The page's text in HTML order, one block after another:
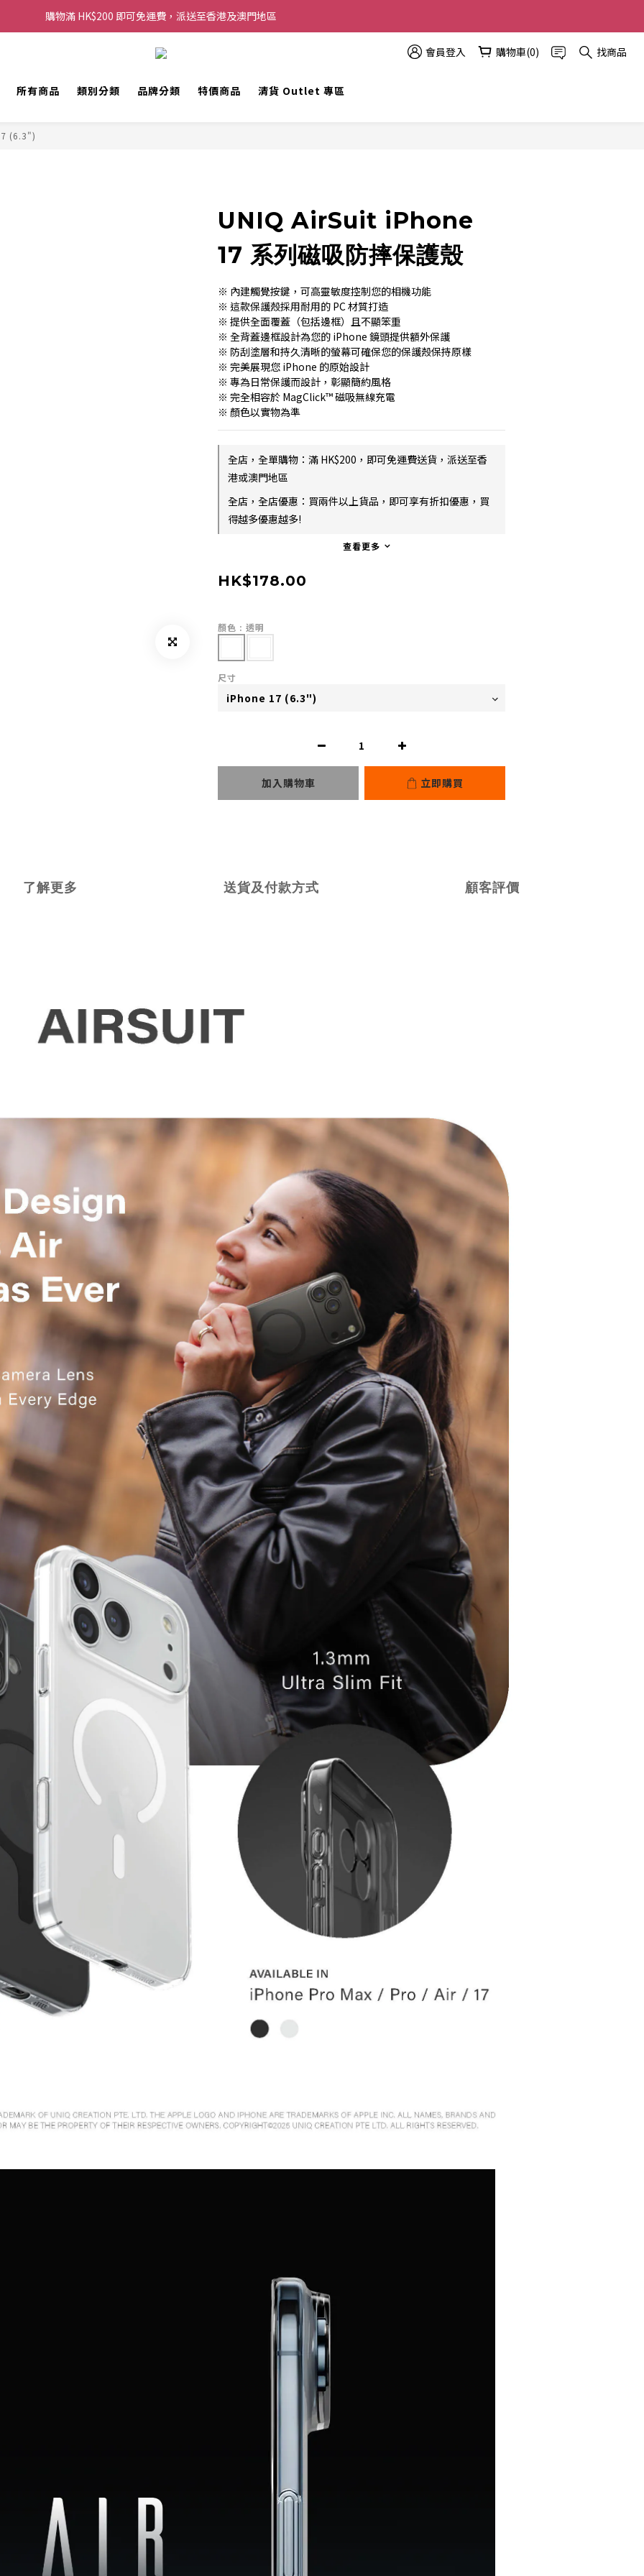
購物滿 HK$200 即可免運費，派送至香港及澳門地區
購物滿 HK$200 即可免運費，派送至香港及澳門地區
滿 HK$250，以轉數快或八達通方式付款，額外再減 HK$10，買得越多優惠越多! 會員登入 購物車(0) 找商品
所有商品 類別分類 品牌分類 特價商品 清貨 Outlet 專區
(6.3")
UNIQ AirSuit iPhone
17 系列磁吸防摔保護殼
※ 內建觸覺按鍵，可高靈敏度控制您的相機功能
※ 這款保護殼採用耐用的 PC 材質打造
※ 提供全面覆蓋（包括邊框）且不顯笨重
※ 全背蓋邊框設計為您的 iPhone 鏡頭提供額外保護
※ 防刮塗層和持久清晰的螢幕可確保您的保護殼保持原樣
※ 完美展現您 iPhone 的原始設計
※ 專為日常保護而設計，彰顯簡約風格
※ 完全相容於 MagClick™ 磁吸無線充電
※ 顏色以實物為準
全店，全單購物：滿 HK$200，即可免運費送貨，派送至香
港或澳門地區
全店，全店優惠：買兩件以上貨品，即可享有折扣優惠，買
得越多優惠越多!
查看更多
HK$178.00
顏色 : 透明
尺寸
加入購物車 立即購買
了解更多 送貨及付款方式 顧客評價